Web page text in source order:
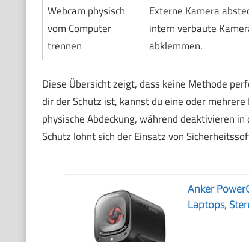
Webcam physisch
vom Computer
trennen
Externe Kamera
intern verbaute
abklemmen.
Diese Übersicht zeigt, dass keine Methode
dir der Schutz ist, kannst du eine oder
physische Abdeckung, während deaktivieren
Schutz lohnt sich der Einsatz von
Anker
Laptops,